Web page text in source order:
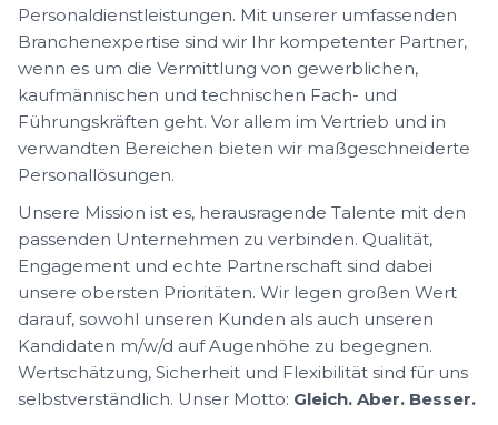
Personaldienstleistungen. Mit unserer umfassenden
Branchenexpertise sind wir Ihr kompetenter Partner,
wenn es um die Vermittlung von gewerblichen,
kaufmännischen und technischen Fach- und
Führungskräften geht. Vor allem im Vertrieb und in
verwandten Bereichen bieten wir maßgeschneiderte
Personallösungen.
Unsere Mission ist es, herausragende Talente mit den
passenden Unternehmen zu verbinden. Qualität,
Engagement und echte Partnerschaft sind dabei
unsere obersten Prioritäten. Wir legen großen Wert
darauf, sowohl unseren Kunden als auch unseren
Kandidaten m/w/d auf Augenhöhe zu begegnen.
Wertschätzung, Sicherheit und Flexibilität sind für uns
selbstverständlich. Unser Motto: Gleich. Aber. Besser.